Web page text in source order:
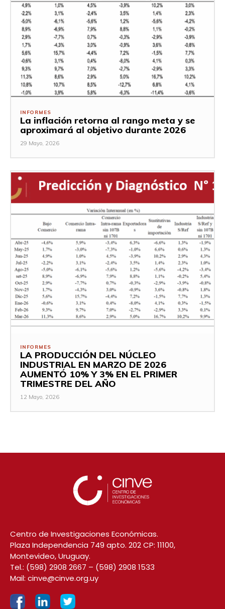
INFORMES
La inflación retorna al rango meta y se
aproximará al objetivo durante 2026
29 Mayo, 2026
INFORMES
LA PRODUCCIÓN DEL NÚCLEO
INDUSTRIAL EN MARZO DE 2026
AUMENTÓ 10% Y 3% EN EL PRIMER
TRIMESTRE DEL AÑO
12 Mayo, 2026
Centro de Investigaciones Económicas.
Plaza Independencia 749 apto. 202 CP: 11100,
Montevideo, Uruguay.
Tel.: (598) 2908 2667 – (598) 2908 1533
Mail: cinve@cinve.org.uy